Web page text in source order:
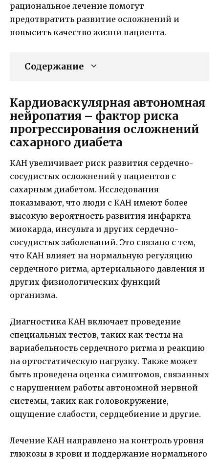
рациональное лечение помогут
предотвратить развитие осложнений и
повысить качество жизни пациента.
Содержание
Кардиоваскулярная автономная
нейропатия – фактор риска
прогрессирования осложнений
сахарного диабета
КАН увеличивает риск развития сердечно-
сосудистых осложнений у пациентов с
сахарным диабетом. Исследования
показывают, что люди с КАН имеют более
высокую вероятность развития инфаркта
миокарда, инсульта и других сердечно-
сосудистых заболеваний. Это связано с тем,
что КАН влияет на нормальную регуляцию
сердечного ритма, артериального давления и
других физиологических функций
организма.
Диагностика КАН включает проведение
специальных тестов, таких как тесты на
вариабельность сердечного ритма и реакцию
на ортостатическую нагрузку. Также может
быть проведена оценка симптомов, связанных
с нарушением работы автономной нервной
системы, таких как головокружение,
ощущение слабости, сердцебиение и другие.
Лечение КАН направлено на контроль уровня
глюкозы в крови и поддержание нормального